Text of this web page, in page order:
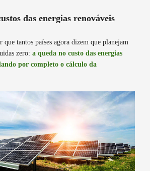
das energias renováveis
que tantos países agora dizem que planejam
zero: a queda no custo das energias
por completo o cálculo da